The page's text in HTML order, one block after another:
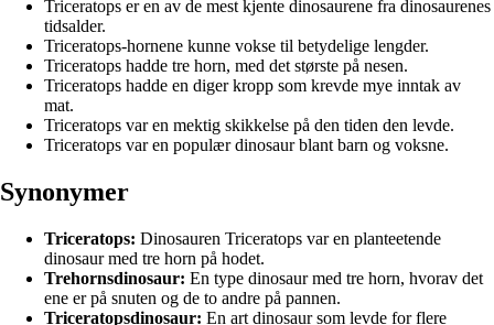
Triceratops er en av de mest kjente dinosaurene fra dinosaurenes
tidsalder.
Triceratops-hornene kunne vokse til betydelige lengder.
Triceratops hadde tre horn, med det største på nesen.
Triceratops hadde en diger kropp som krevde mye inntak av
mat.
Triceratops var en mektig skikkelse på den tiden den levde.
Triceratops var en populær dinosaur blant barn og voksne.
Synonymer
Triceratops: Dinosauren Triceratops var en planteetende
dinosaur med tre horn på hodet.
Trehornsdinosaur: En type dinosaur med tre horn, hvorav det
ene er på snuten og de to andre på pannen.
Triceratopsdinosaur: En art dinosaur som levde for flere